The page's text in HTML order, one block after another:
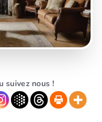
suivez nous !